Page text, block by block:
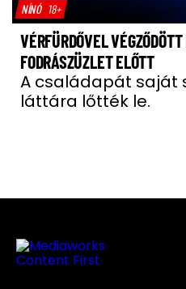
NÍNÓ 18+
VÉRFÜRDŐVEL
FODRÁSZÜZLET ELŐTT
A családapát saját
láttára lőtték le.